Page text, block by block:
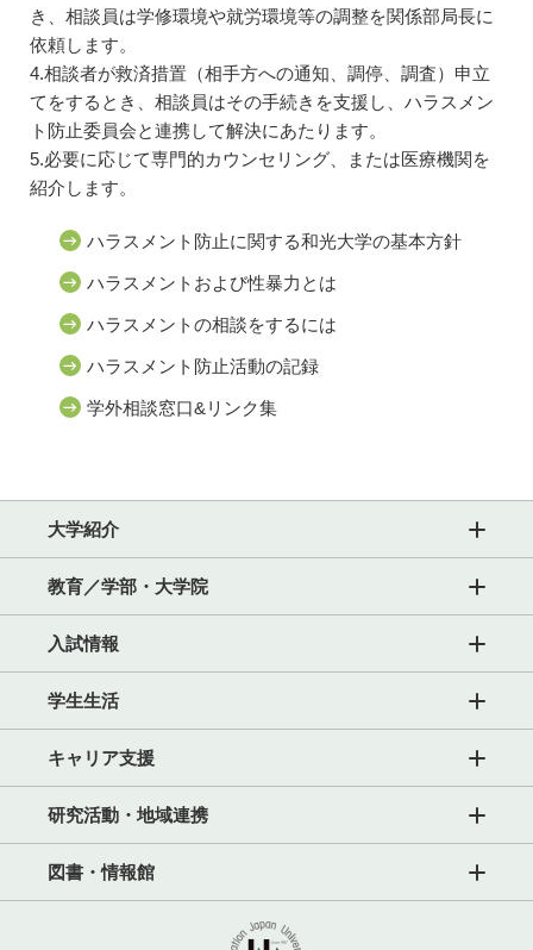
き、相談員は学修環境や就労環境等の調整を関係部局長に
依頼します。
4.相談者が救済措置（相手方への通知、調停、調査）申立
てをするとき、相談員はその手続きを支援し、ハラスメン
ト防止委員会と連携して解決にあたります。
5.必要に応じて専門的カウンセリング、または医療機関を
紹介します。
ハラスメント防止に関する和光大学の基本方針
ハラスメントおよび性暴力とは
ハラスメントの相談をするには
ハラスメント防止活動の記録
学外相談窓口&リンク集
大学紹介
教育／学部・大学院
入試情報
学生生活
キャリア支援
研究活動・地域連携
図書・情報館